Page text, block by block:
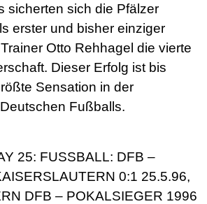
sicherten sich die Pfälzer
erster und bisher einziger
Otto Rehhagel die vierte
Dieser Erfolg ist bis
Sensation in der
Fußballs.
25: FUSSBALL: DFB –
0:1 25.5.96,
DFB – POKALSIEGER 1996